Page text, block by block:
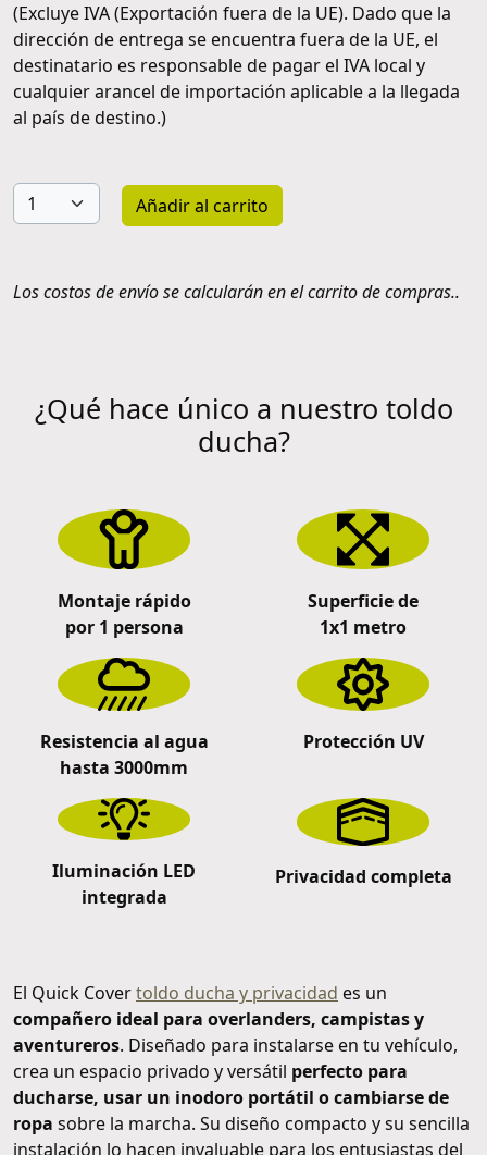
(Excluye IVA (Exportación fuera de la UE). Dado que la
dirección de entrega se encuentra fuera de la UE, el
destinatario es responsable de pagar el IVA local y
cualquier arancel de importación aplicable a la llegada
al país de destino.)
Añadir al carrito
Los costos de envío se calcularán en el carrito de compras..
¿Qué hace único a nuestro toldo
ducha?
Montaje rápido
por 1 persona
Superficie de
1x1 metro
Resistencia al agua
hasta 3000mm
Protección UV
Iluminación LED
integrada
Privacidad completa
El Quick Covertoldo ducha y privacidad es un
compañero ideal para overlanders, campistas y
aventureros. Diseñado para instalarse en tu vehículo,
crea un espacio privado y versátil perfecto para
ducharse, usar un inodoro portátil o cambiarse de
ropa sobre la marcha. Su diseño compacto y su sencilla
instalación lo hacen invaluable para los entusiastas del